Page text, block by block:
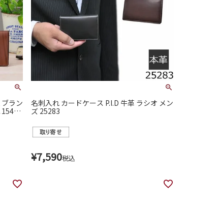
名刺入れ カードケース P.I.D 牛革 ラシオ メン
ズ 25283
¥7,590税込